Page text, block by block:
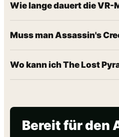
Wie lange dauert die VR-
Muss man Assassin's
Wo kann ich The Lost
Bereit für den